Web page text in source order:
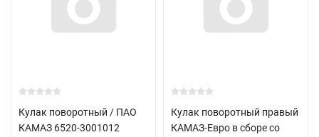
Кулак поворотный / ПАО
КАМАЗ 6520-3001012
Кулак поворотный правый
КАМАЗ-Евро в сборе со